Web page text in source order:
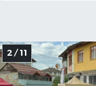
2 / 11